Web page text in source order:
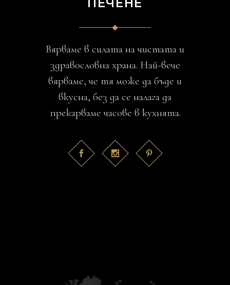
ПЕЧЕНЕ
Вярваме в силата на чистата и
здравословна храна. Най-вече
вярваме, че тя може да бъде и
вкусна, без да се налага да
прекарваме часове в кухнята.